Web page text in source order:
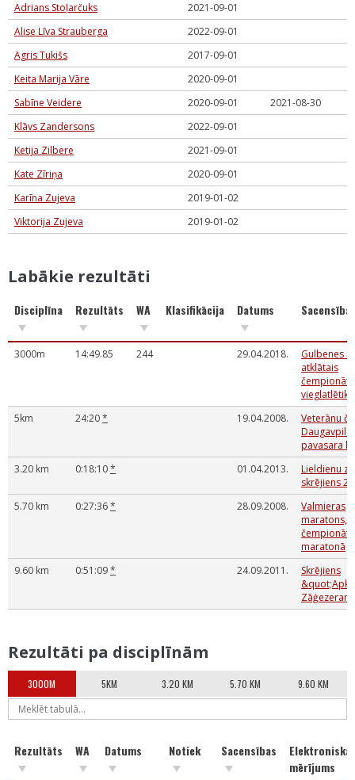
Adrians Stoļarčuks
2021-09-01
Alise Līva Strauberga
2022-09-01
Agris Tukišs
2017-09-01
Keita Marija Vāre
2020-09-01
Sabīne Veidere
2020-09-01
2021-08-30
Klāvs Zandersons
2022-09-01
Ketija Zilbere
2021-09-01
Kate Zīriņa
2020-09-01
Karīna Zujeva
2019-01-02
Viktorija Zujeva
2019-01-02
Labākie rezultāti
Disciplīna Rezultāts WA Klasifikācija Datums
3000m 14:49.85 244 29.04.2018.
Gulbenes
atklātais
čempionāts
vieglatlētikā
5km
24:20* 19.04.2008.
Veterānu
Daugavpils
pavasara
3.20 km
0:18:10* 01.04.2013.
Lieldienu
skrējiens
5.70 km
0:27:36* 28.09.2008.
Valmieras
maratons,
čempionāts
maratonā
9.60 km
0:51:09* 24.09.2011.
Skrējiens
Rezultāti pa disciplīnām
3000M 5KM 3.20 KM 5.70 KM 9.60 KM
Rezultāts WA Datums Notiek Sacensības
mērījums